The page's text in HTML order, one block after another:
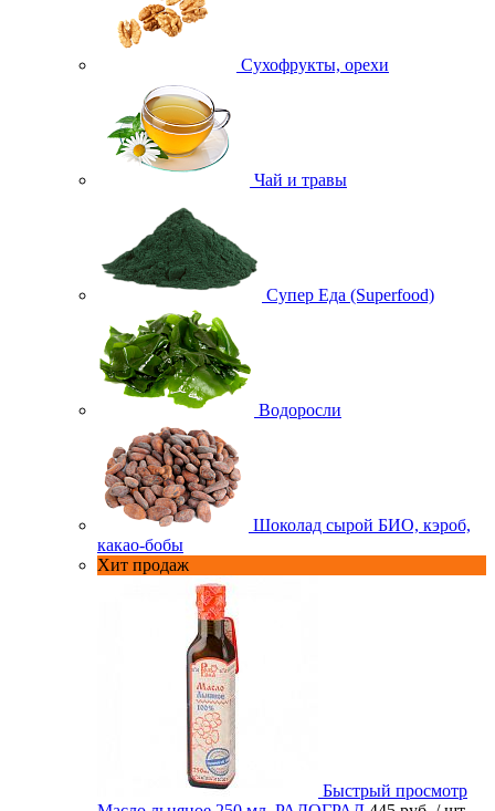
Сухофрукты, орехи
Чай и травы
Супер Еда (Superfood)
Водоросли
Шоколад сырой БИО, кэроб,
какао-бобы
Хит продаж
Быстрый просмотр